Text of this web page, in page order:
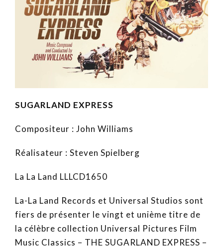
SUGARLAND EXPRESS
Compositeur : John Williams
Réalisateur : Steven Spielberg
La La Land LLLCD1650
La-La Land Records et Universal Studios sont
fiers de présenter le vingt et unième titre de
la célèbre collection Universal Pictures Film
Music Classics – THE SUGARLAND EXPRESS –